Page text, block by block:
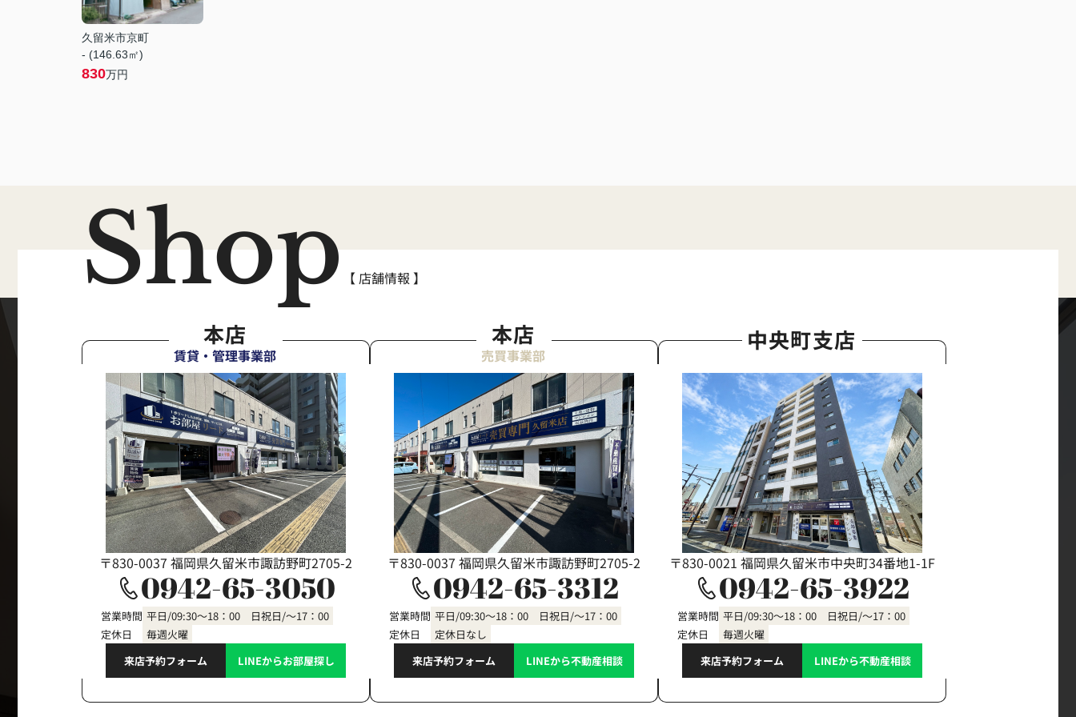
久留米市京町
- (146.63㎡)
830万円
Shop 【 店舗情報 】
本店
賃貸・管理事業部
〒830-0037 福岡県久留米市諏訪野町2705-2
0942-65-3050
営業時間 平日/09:30～18：00 日祝日/～17：00
定休日
毎週火曜
来店予約フォーム
LINEからお部屋探し
本店
売買事業部
〒830-0037 福岡県久留米市諏訪野町2705-2
0942-65-3312
営業時間 平日/09:30～18：00 日祝日/～17：00
定休日
定休日なし
来店予約フォーム
LINEから不動産相談
中央町支店
〒830-0021 福岡県久留米市中央町34番地1-1F
0942-65-3922
営業時間 平日/09:30～18：00 日祝日/～17：00
定休日
毎週火曜
来店予約フォーム
LINEから不動産相談